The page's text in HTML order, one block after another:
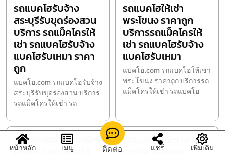
รถแบคโฮรับจ้าง
สระบุรีรับขุดร่องสวน
บริการ รถแม็คโครให้
เช่า รถแบคโฮรับจ้าง
แบคโฮรับเหมา ราคา
ถูก
แบคโฮ.com รถแบคโฮรับจ้าง
สระบุรีรับขุดร่องสวน บริการ
รถแม็คโครให้เช่า รถ
รถแบคโฮให้เช่า
พระโขนง ราคาถูก
บริการรถแม็คโครให้
เช่า รถแบคโฮรับจ้าง
แบคโฮรับเหมา
แบคโฮ.com รถแบคโฮให้เช่า
พระโขนง ราคาถูก บริการรถ
แม็คโครให้เช่า รถแบคโฮ
รับวางท่ออำนาจเจริญ
รถแบคโฮให้เช่าลาน
หน้าหลัก เมนู ติดต่อ แชร์ เพิ่มเติม